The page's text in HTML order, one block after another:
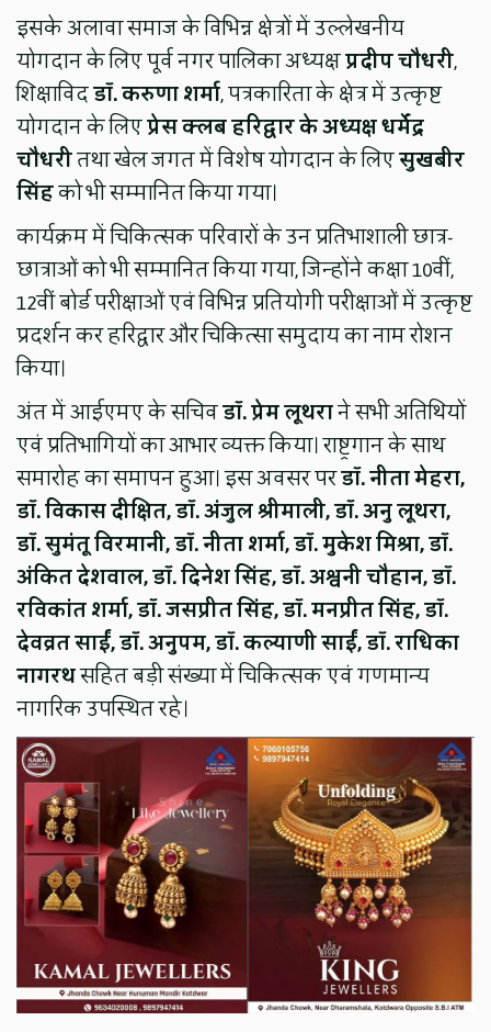
इसके अलावा समाज के विभिन्न क्षेत्रों में उल्लेखनीय
योगदान के लिए पूर्व नगर पालिका अध्यक्षप्रदीप चौधरी,
शिक्षाविदडॉ. करुणा शर्मा, पत्रकारिता के क्षेत्र में उत्कृष्ट
योगदान के लिएप्रेस क्लब हरिद्वार के अध्यक्ष धर्मेंद्र
चौधरीतथा खेल जगत में विशेष योगदान के लिएसुखबीर
सिंहको भी सम्मानित किया गया।
कार्यक्रम में चिकित्सक परिवारों के उन प्रतिभाशाली छात्र-
छात्राओं को भी सम्मानित किया गया, जिन्होंने कक्षा 10वीं,
12वीं बोर्ड परीक्षाओं एवं विभिन्न प्रतियोगी परीक्षाओं में उत्कृष्ट
प्रदर्शन कर हरिद्वार और चिकित्सा समुदाय का नाम रोशन
किया।
अंत में आईएमए के सचिवडॉ. प्रेम लूथराने सभी अतिथियों
एवं प्रतिभागियों का आभार व्यक्त किया। राष्ट्रगान के साथ
समारोह का समापन हुआ। इस अवसर परडॉ. नीता मेहरा,
डॉ. विकास दीक्षित, डॉ. अंजुल श्रीमाली, डॉ. अनु लूथरा,
डॉ. सुमंतू विरमानी, डॉ. नीता शर्मा, डॉ. मुकेश मिश्रा, डॉ.
अंकित देशवाल, डॉ. दिनेश सिंह, डॉ. अश्वनी चौहान, डॉ.
रविकांत शर्मा, डॉ. जसप्रीत सिंह, डॉ. मनप्रीत सिंह, डॉ.
देवव्रत साईं, डॉ. अनुपम, डॉ. कल्याणी साईं, डॉ. राधिका
नागरथसहित बड़ी संख्या में चिकित्सक एवं गणमान्य
नागरिक उपस्थित रहे।